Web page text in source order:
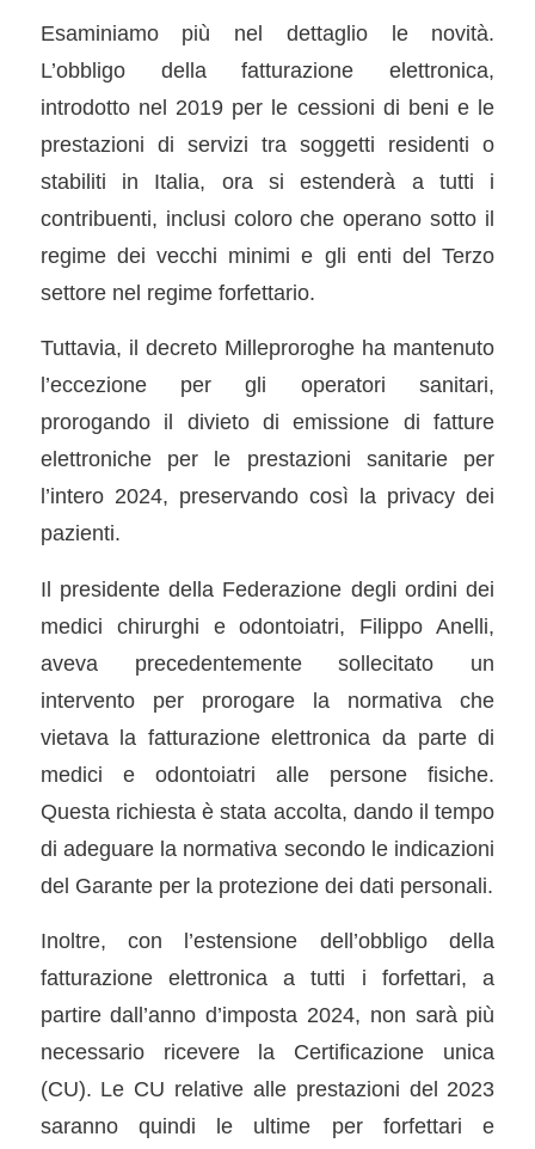
Esaminiamo più nel dettaglio le novità.
L’obbligo della fatturazione elettronica,
introdotto nel 2019 per le cessioni di beni e le
prestazioni di servizi tra soggetti residenti o
stabiliti in Italia, ora si estenderà a tutti i
contribuenti, inclusi coloro che operano sotto il
regime dei vecchi minimi e gli enti del Terzo
settore nel regime forfettario.
Tuttavia, il decreto Milleproroghe ha mantenuto
l’eccezione per gli operatori sanitari,
prorogando il divieto di emissione di fatture
elettroniche per le prestazioni sanitarie per
l’intero 2024, preservando così la privacy dei
pazienti.
Il presidente della Federazione degli ordini dei
medici chirurghi e odontoiatri, Filippo Anelli,
aveva precedentemente sollecitato un
intervento per prorogare la normativa che
vietava la fatturazione elettronica da parte di
medici e odontoiatri alle persone fisiche.
Questa richiesta è stata accolta, dando il tempo
di adeguare la normativa secondo le indicazioni
del Garante per la protezione dei dati personali.
Inoltre, con l’estensione dell’obbligo della
fatturazione elettronica a tutti i forfettari, a
partire dall’anno d’imposta 2024, non sarà più
necessario ricevere la Certificazione unica
(CU). Le CU relative alle prestazioni del 2023
saranno quindi le ultime per forfettari e